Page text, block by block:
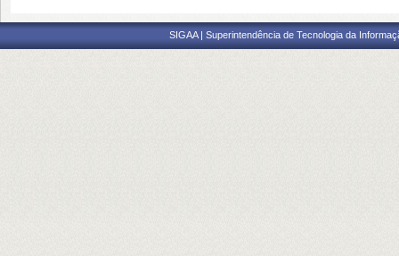
SIGAA | Superintendência de Tecnologia da